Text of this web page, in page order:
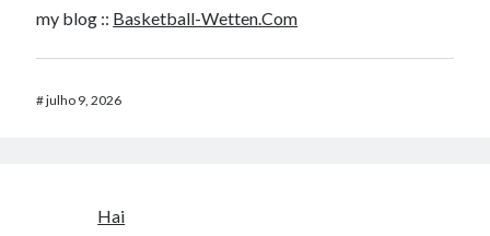
my blog :: Basketball-Wetten.Com
#julho 9, 2026
Hai